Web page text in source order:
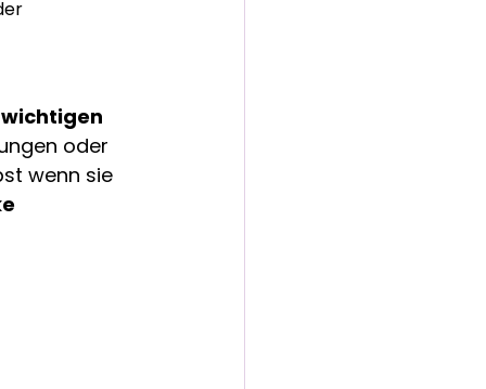
oder
wenn sie